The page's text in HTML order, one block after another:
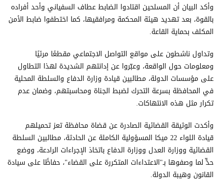
وأكد البيان أن المسلحين اقتادوا الضابط عطاف السفياني وأحد أفراده
بالقوة، بعد تهديد هيئة المحكمة ومرافقيها، كما اختطفوا ضابط الأمن
المكلف بحماية القاعة.
وتداول ناشطون على مواقع التواصل الاجتماعي مقطعًا مرئيًا
ومعلومات حول الواقعة، وعبّروا عن إدانتهم الشديدة لهذا التطاول
على مؤسسات الدولة، مطالبين قيادة وزارة الدفاع والسلطة المحلية
في المحافظة بسرعة التحرك لضبط الجناة ومحاسبتهم، وضمان عدم
تكرار مثل هذه الانتهاكات.
وأكدت الوثيقة القضائية الصادرة عن قضاة محافظة تعز تحميلهم
قيادة اللواء 22 ميكا المسؤولية الكاملة عن الحادثة، مطالبين السلطة
القضائية ووزارة العدل ووزارة الدفاع باتخاذ الإجراءات الرادعة، ووضع
حدٍّ لما وصفوها بـ"الاعتداءات المتكررة على القضاء"، حفاظًا على سيادة
القانون وهيبة الدولة.